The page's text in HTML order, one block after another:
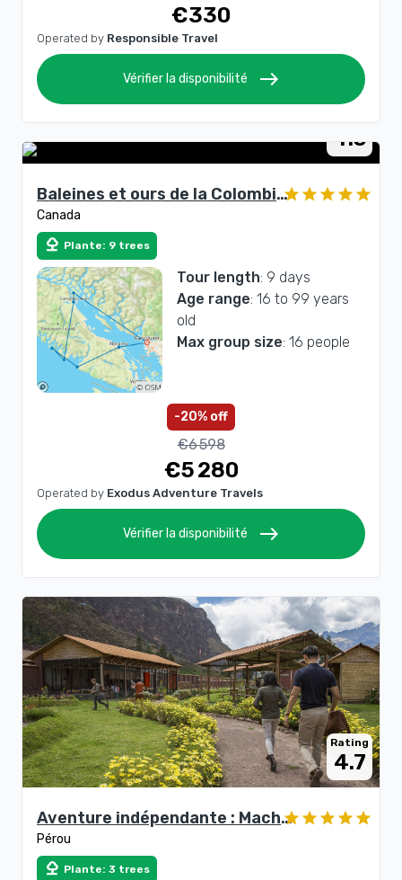
€330
Operated by Responsible Travel
Vérifier la disponibilité east
Baleines et ours de la Colombie-
Britannique
Canada
nature Plante: 9 trees
Tour length: 9 days
Age range: 16 to 99 years
old
Max group size: 16 people
4.5
-20% off
€6 598
€5 280
Operated by Exodus Adventure Travels
Vérifier la disponibilité east
Aventure indépendante : Machu
Picchu en train
Pérou
nature Plante: 3 trees
Rating
4.7